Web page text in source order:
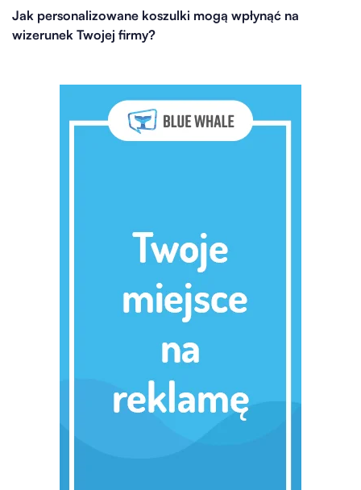
Jak personalizowane koszulki mogą wpłynąć na
wizerunek Twojej firmy?